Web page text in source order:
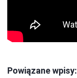
Powiązane wpisy: